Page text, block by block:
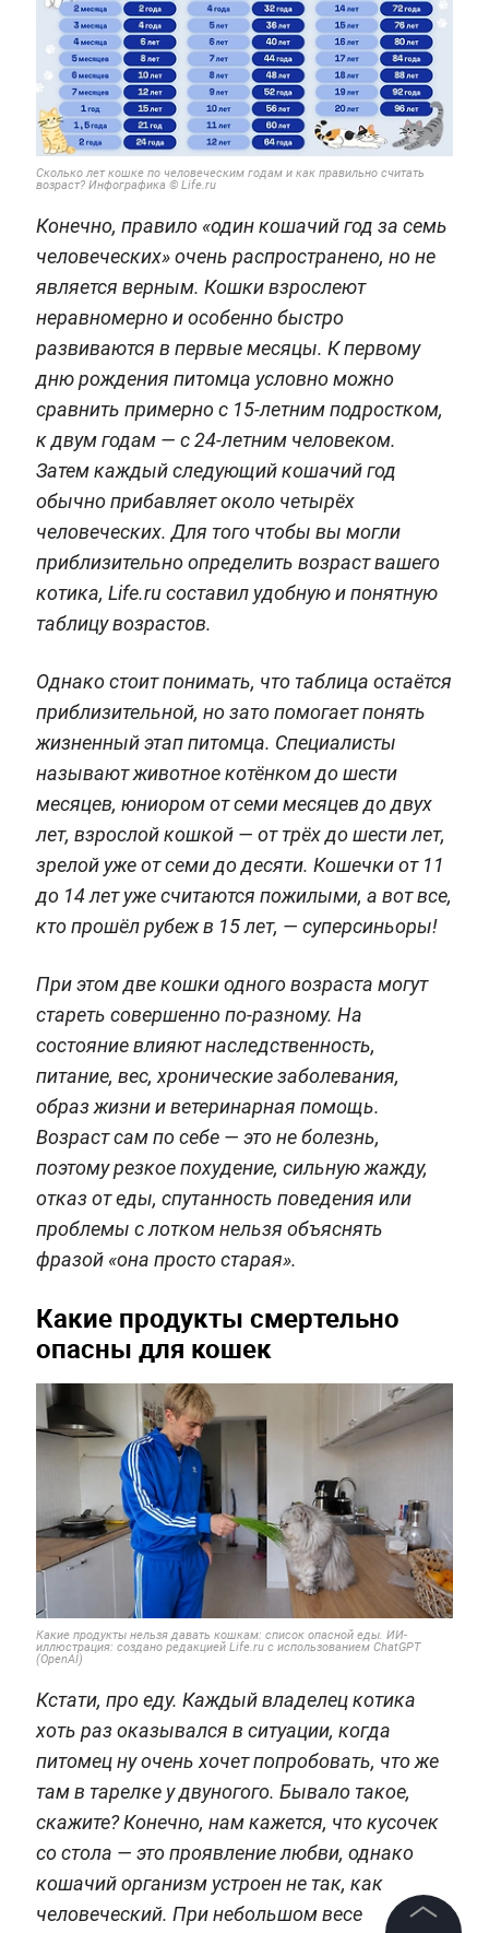
Сколько лет кошке по человеческим годам и как правильно считать
возраст? Инфографика © Life.ru
Конечно, правило «один кошачий год за семь
человеческих» очень распространено, но не
является верным. Кошки взрослеют
неравномерно и особенно быстро
развиваются в первые месяцы. К первому
дню рождения питомца условно можно
сравнить примерно с 15-летним подростком,
к двум годам — с 24-летним человеком.
Затем каждый следующий кошачий год
обычно прибавляет около четырёх
человеческих. Для того чтобы вы могли
приблизительно определить возраст вашего
котика, Life.ru составил удобную и понятную
таблицу возрастов.
Однако стоит понимать, что таблица остаётся
приблизительной, но зато помогает понять
жизненный этап питомца. Специалисты
называют животное котёнком до шести
месяцев, юниором от семи месяцев до двух
лет, взрослой кошкой — от трёх до шести лет,
зрелой уже от семи до десяти. Кошечки от 11
до 14 лет уже считаются пожилыми, а вот все,
кто прошёл рубеж в 15 лет, — суперсиньоры!
При этом две кошки одного возраста могут
стареть совершенно по-разному. На
состояние влияют наследственность,
питание, вес, хронические заболевания,
образ жизни и ветеринарная помощь.
Возраст сам по себе — это не болезнь,
поэтому резкое похудение, сильную жажду,
отказ от еды, спутанность поведения или
проблемы с лотком нельзя объяснять
фразой «она просто старая».
Какие продукты смертельно
опасны для кошек
Какие продукты нельзя давать кошкам: список опасной еды. ИИ-
иллюстрация: создано редакцией Life.ru с использованием ChatGPT
(OpenAI)
Кстати, про еду. Каждый владелец котика
хоть раз оказывался в ситуации, когда
питомец ну очень хочет попробовать, что же
там в тарелке у двуногого. Бывало такое,
скажите? Конечно, нам кажется, что кусочек
со стола — это проявление любви, однако
кошачий организм устроен не так, как
человеческий. При небольшом весе